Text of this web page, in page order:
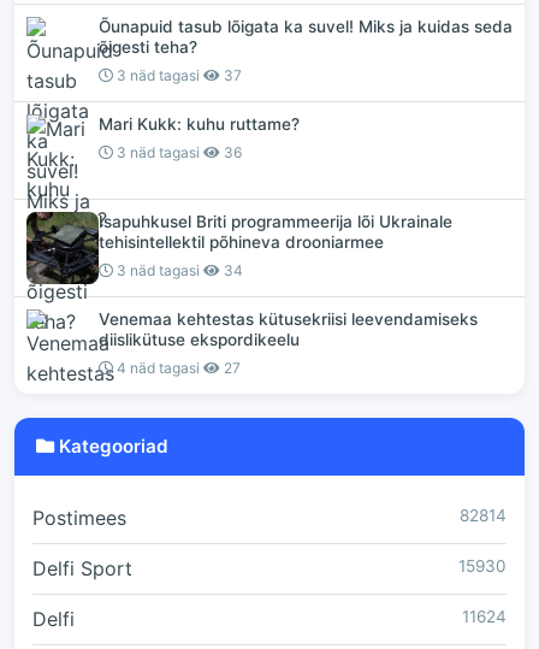
Õunapuid tasub lõigata ka suvel! Miks ja kuidas seda
õigesti teha?
3 näd tagasi 37
Mari Kukk: kuhu ruttame?
3 näd tagasi 36
Isapuhkusel Briti programmeerija lõi Ukrainale
tehisintellektil põhineva drooniarmee
3 näd tagasi 34
Venemaa kehtestas kütusekriisi leevendamiseks
diislikütuse ekspordikeelu
4 näd tagasi 27
Kategooriad
Postimees 82814
Delfi Sport 15930
Delfi 11624